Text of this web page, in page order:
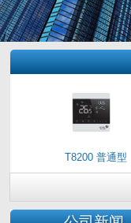
T8200 普通型